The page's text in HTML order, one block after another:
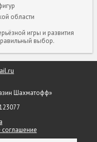
области
игры и развития
выбор.
Шахматофф»
соглашение